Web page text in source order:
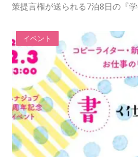
策提言権が送られる7泊8日の『
イベント